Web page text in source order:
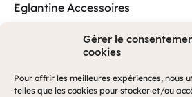
Gérer le
cookies
Pour offrir les meilleures expériences, nous
telles que les cookies pour stocker et/ou
Eglantine Accessoires
© Bella.Réalisé par